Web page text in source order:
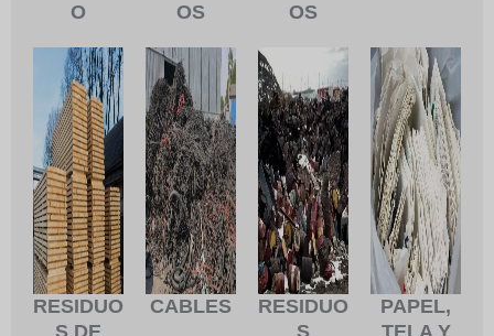
O
OS
OS
RESIDUO
CABLES
RESIDUO
PAPEL,